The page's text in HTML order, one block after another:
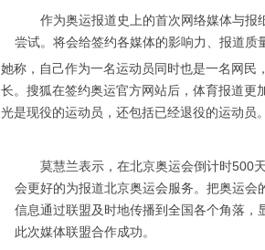
作为奥运报道史上的首次网络媒体与报
尝试。将会给签约各媒体的影响力、报道质
她称，自己作为一名运动员同时也是一名网
长。搜狐在签约奥运官方网站后，体育报道更
光是现役的运动员，还包括已经退役的运动员。
莫慧兰表示，在北京奥运会倒计时500天
会更好的为报道北京奥运会服务。把奥运
信息通过联盟及时地传播到全国各个角落
此次媒体联盟合作成功。